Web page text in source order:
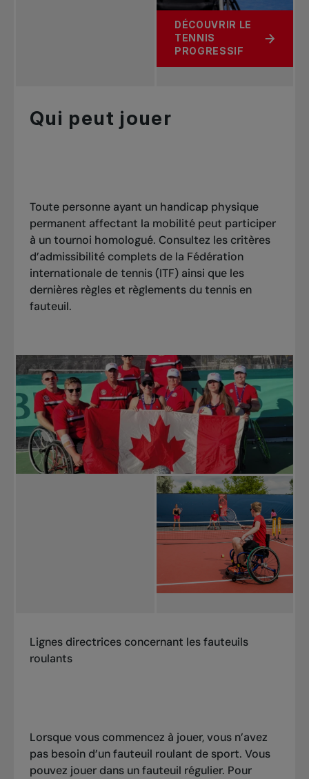
DÉCOUVRIR LE
TENNIS
PROGRESSIF
À PROPOS DE
Qui peut jouer
Toute personne ayant un handicap physique
permanent affectant la mobilité peut participer
à un tournoi homologué. Consultez les critères
d’admissibilité complets de la Fédération
internationale de tennis (ITF) ainsi que les
dernières règles et règlements du tennis en
fauteuil.
Lignes directrices concernant les fauteuils
roulants
Lorsque vous commencez à jouer, vous n’avez
pas besoin d’un fauteuil roulant de sport. Vous
pouvez jouer dans un fauteuil régulier. Pour